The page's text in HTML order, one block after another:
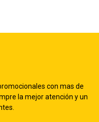
con mas de
la mejor atención y un